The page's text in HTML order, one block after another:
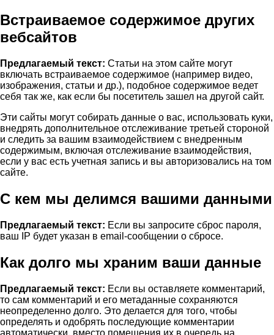
Встраиваемое содержимое других
вебсайтов
Предлагаемый текст: Статьи на этом сайте могут
включать встраиваемое содержимое (например видео,
изображения, статьи и др.), подобное содержимое ведет
себя так же, как если бы посетитель зашел на другой сайт.
Эти сайты могут собирать данные о вас, использовать куки,
внедрять дополнительное отслеживание третьей стороной
и следить за вашим взаимодействием с внедренным
содержимым, включая отслеживание взаимодействия,
если у вас есть учетная запись и вы авторизовались на том
сайте.
С кем мы делимся вашими данными
Предлагаемый текст: Если вы запросите сброс пароля,
ваш IP будет указан в email-сообщении о сбросе.
Как долго мы храним ваши данные
Предлагаемый текст: Если вы оставляете комментарий,
то сам комментарий и его метаданные сохраняются
неопределенно долго. Это делается для того, чтобы
определять и одобрять последующие комментарии
автоматически, вместо помещения их в очередь на